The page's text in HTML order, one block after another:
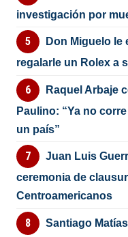
investigación por
Don Miguelo le
regalarle un Rolex a
Raquel Arbaje
Paulino: “Ya no
un país”
Juan Luis
ceremonia de
Centroamericanos
Santiago